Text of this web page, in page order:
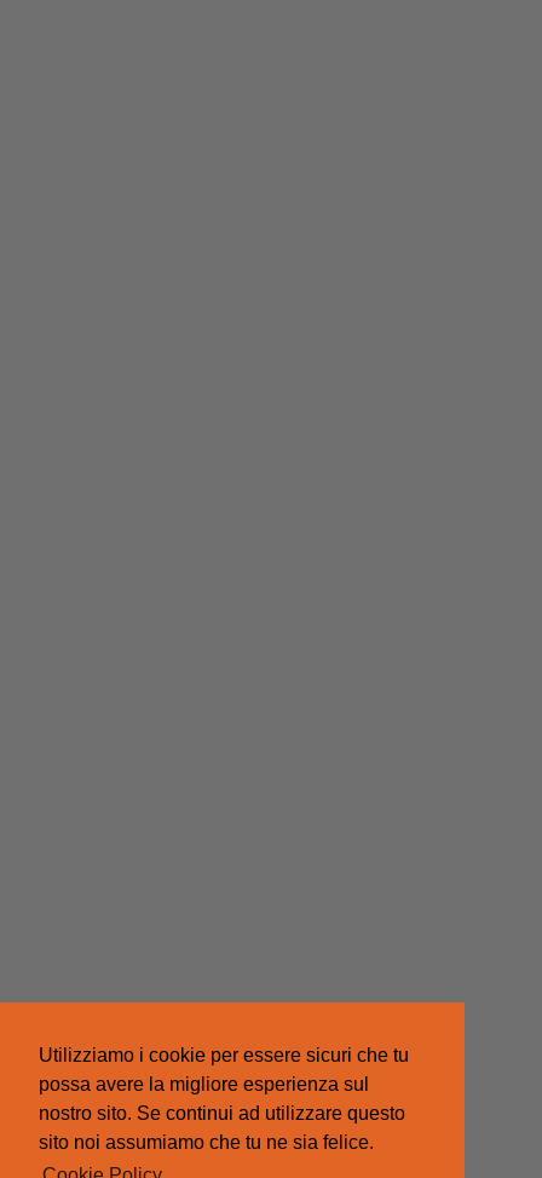
Utilizziamo i cookie per essere sicuri che tu
possa avere la migliore esperienza sul
nostro sito. Se continui ad utilizzare questo
sito noi assumiamo che tu ne sia felice.